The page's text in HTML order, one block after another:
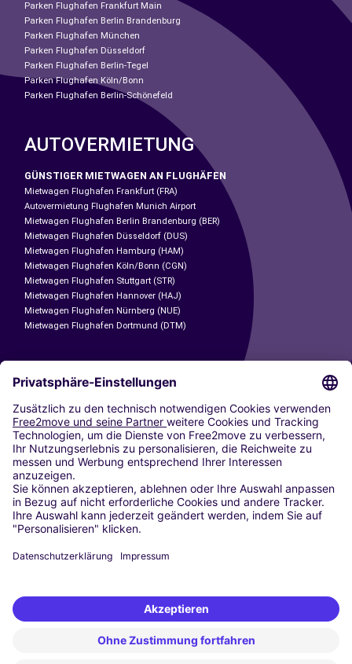
Parken Flughafen Frankfurt Main
Parken Flughafen Berlin Brandenburg
Parken Flughafen München
Parken Flughafen Düsseldorf
Parken Flughafen Berlin-Tegel
Parken Flughafen Köln/Bonn
Parken Flughafen Berlin-Schönefeld
AUTOVERMIETUNG
GÜNSTIGER MIETWAGEN AN FLUGHÄFEN
Mietwagen Flughafen Frankfurt (FRA)
Autovermietung Flughafen Munich Airport
Mietwagen Flughafen Berlin Brandenburg (BER)
Mietwagen Flughafen Düsseldorf (DUS)
Mietwagen Flughafen Hamburg (HAM)
Mietwagen Flughafen Köln/Bonn (CGN)
Mietwagen Flughafen Stuttgart (STR)
Mietwagen Flughafen Hannover (HAJ)
Mietwagen Flughafen Nürnberg (NUE)
Mietwagen Flughafen Dortmund (DTM)
CARSHARING
UNSERE STÄDTE
Paris
Madrid
Washington DC
Mailand
Rom
Turin
Wien
Berlin
Düsseldorf